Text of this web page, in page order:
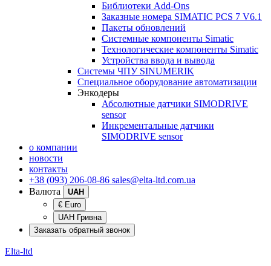
Библиотеки Add-Ons
Заказные номера SIMATIC PCS 7 V6.1
Пакеты обновлений
Системные компоненты Simatic
Технологические компоненты Simatic
Устройства ввода и вывода
Системы ЧПУ SINUMERIK
Специальное оборудование автоматизации
Энкодеры
Абсолютные датчики SIMODRIVE
sensor
Инкрементальные датчики
SIMODRIVE sensor
о компании
новости
контакты
+38 (093) 206-08-86 sales@elta-ltd.com.ua
Валюта
UAH
€ Euro
UAH Гривна
Заказать обратный звонок
Elta-ltd